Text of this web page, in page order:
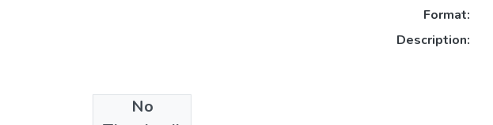
No
Format:
Description:
Collections